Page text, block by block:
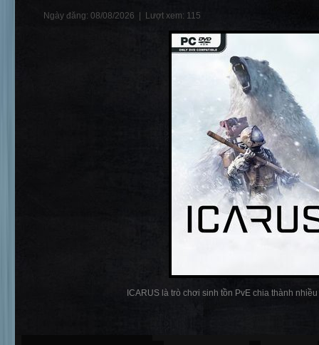
Ngày đăng: 08/08/2026 | Lượt xem: 115
ICARUS là trò chơi sinh tồn PvE chia thành